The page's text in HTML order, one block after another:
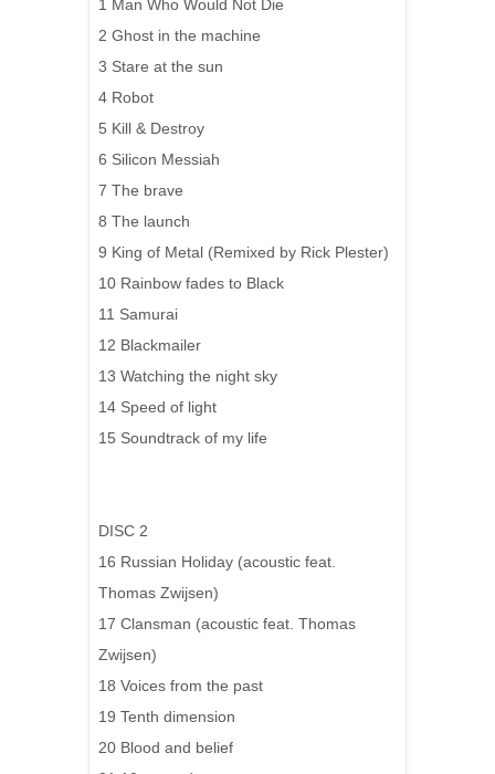
1 Man Who Would Not Die
2 Ghost in the machine
3 Stare at the sun
4 Robot
5 Kill & Destroy
6 Silicon Messiah
7 The brave
8 The launch
9 King of Metal (Remixed by Rick Plester)
10 Rainbow fades to Black
11 Samurai
12 Blackmailer
13 Watching the night sky
14 Speed of light
15 Soundtrack of my life
DISC 2
16 Russian Holiday (acoustic feat.
Thomas Zwijsen)
17 Clansman (acoustic feat. Thomas
Zwijsen)
18 Voices from the past
19 Tenth dimension
20 Blood and belief